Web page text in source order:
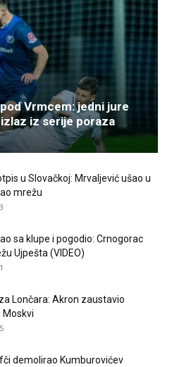
Vrmcem: jedni jure
iz serije poraza
u Slovačkoj: Mrvaljević ušao u
mrežu
sa klupe i pogodio: Crnogorac
Ujpešta (VIDEO)
Lončara: Akron zaustavio
Moskvi
demolirao Kumburovićev